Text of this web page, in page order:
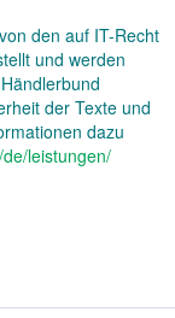
den auf IT-Recht
und werden
der Texte und
dazu
de/leistungen/